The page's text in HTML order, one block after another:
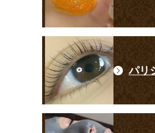
パリ